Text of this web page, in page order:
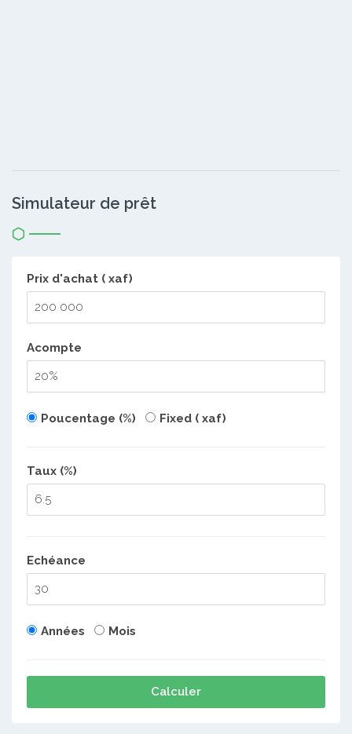
Simulateur de prêt
Prix d'achat ( xaf)
Acompte
Poucentage (%) Fixed ( xaf)
Taux (%)
Echéance
Années Mois
Calculer